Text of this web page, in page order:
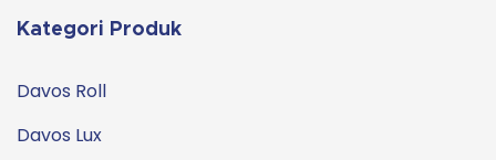
Kategori Produk
Davos Roll
Davos Lux